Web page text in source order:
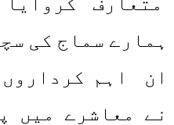
ہمارے سماج کی
ان اہم
نے معاشرے میں